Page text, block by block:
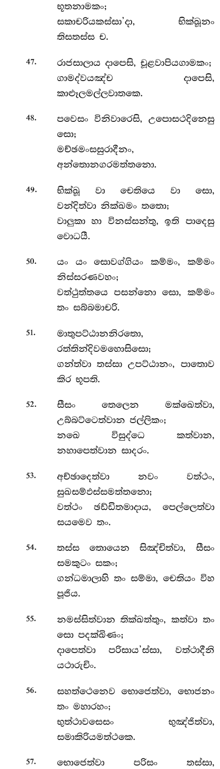
භූතනාමකං;
සකාචරියකස්සා’දා, භික්ඛූනං
තිසතස්ස ච.
47.
රාජසාලාය දාපෙසි, චූළවාපියගාමකං;
ගාමද්වයඤ්ච දාපෙසි,
කාළූලමල්ලවාතකෙ.
48.
පවෙසං විනිවාරෙසි, උපොසථදිනෙසු
සො;
මච්ඡමංසසුරාදීනං,
අන්තොනගරමත්තනො.
49.
භික්ඛූ වා චෙතියෙ වා සො,
වන්දිත්වා නික්ඛමං තතො;
වාලුකා හා විනස්සන්තු, ඉති පාදෙසු
වොධයී.
50.
යං යං සොවග්ගියං කම්මං, කම්මං
නිස්සරණවහං;
වත්ථුත්තයෙ පසන්නො සො, කම්මං
තං සබ්බමාචරි.
51.
මාතුපට්ඨානනිරතො,
රත්තින්දිවමහොසිසො;
ගන්ත්වා තස්සා උපට්ඨානං, පාතොව
කිර භූපති.
52. සීසං තෙලෙන මක්ඛෙත්වා,
උබ්බට්ටෙත්වාන ජල්ලිකං;
නඛෙ විසුද්ධෙ කත්වාන,
නහාපෙත්වාන සාදරං.
53.
අච්ඡාදෙත්වා නවං වත්ථං,
සුඛසම්ඵස්සමත්තනො;
වත්ථං ඡඩ්ඩිතමාදාය, පෙල්ලෙත්වා
සයමෙව තං.
54.
තස්ස තොයෙන සිඤ්චිත්වා, සීසං
සමකුටං සකං;
ගන්ධමාලාහි තං සම්මා, චෙතියං විහ
පූජිය.
55.
නමස්සිත්වාන තික්ඛත්තුං, කත්වා තං
සො පදක්ඛිණං;
දාපෙත්වා පරිසාය’ස්සා, වත්ථාදීනි
යථාරුචිං.
56.
සහත්ථෙනෙව භොජෙත්වා, භොජනං
තං මහාරහං;
භුත්ථාවසෙසං භුඤ්ජිත්වා,
සමාකිරියමත්ථකෙ.
57.
භොජෙත්වා පරිසං තස්සා,